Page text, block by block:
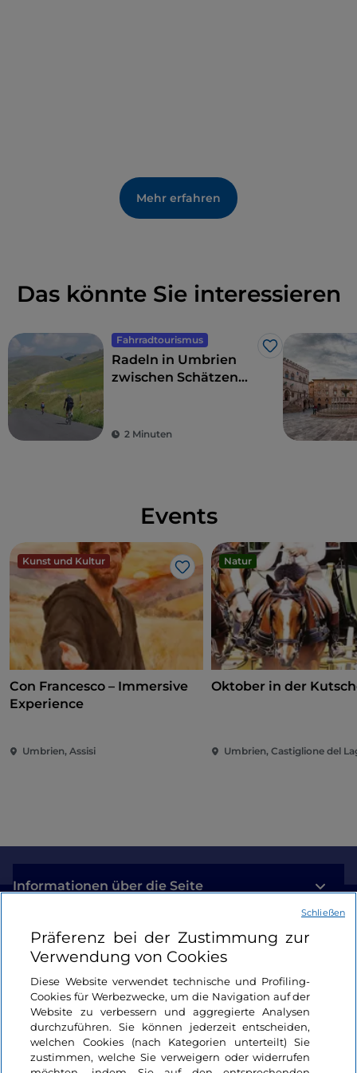
Mehr erfahren
Das könnte Sie interessieren
Fahrradtourismus
Like
Radeln in Umbrien
zwischen Schätzen
2 Minuten
Events
Kunst und Kultur
Like
Con Francesco – Immersive
Experience
Umbrien, Assisi
Natur
Oktober in der
Umbrien, Castiglione del
Informationen über die Seite
Nützliche Links
Login
Bleiben wir in Kontakt
Präferenz bei der Zustimmung zur
Verwendung von Cookies
Diese Website verwendet technische und Profiling-
Cookies für Werbezwecke, um die Navigation auf der
Website zu verbessern und aggregierte Analysen
durchzuführen. Sie können jederzeit entscheiden,
welchen Cookies (nach Kategorien unterteilt) Sie
zustimmen, welche Sie verweigern oder widerrufen
Schließen